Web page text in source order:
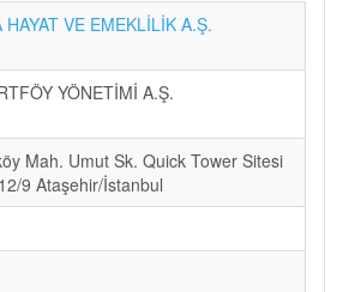
HAYAT VE EMEKLİLİK A.Ş.
YÖNETİMİ A.Ş.
Mah. Umut Sk. Quick Tower Sitesi
9 Ataşehir/İstanbul